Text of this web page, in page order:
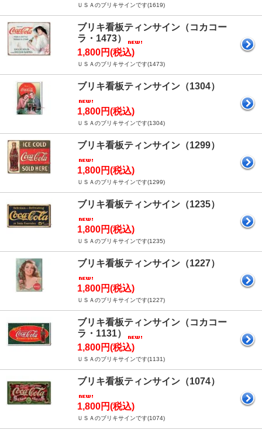
ＵＳＡのブリキサインです(1619)
ブリキ看板ティンサイン（コカコー
ラ・1473）
1,800円(税込)
ＵＳＡのブリキサインです(1473)
ブリキ看板ティンサイン（1304）
1,800円(税込)
ＵＳＡのブリキサインです(1304)
ブリキ看板ティンサイン（1299）
1,800円(税込)
ＵＳＡのブリキサインです(1299)
ブリキ看板ティンサイン（1235）
1,800円(税込)
ＵＳＡのブリキサインです(1235)
ブリキ看板ティンサイン（1227）
1,800円(税込)
ＵＳＡのブリキサインです(1227)
ブリキ看板ティンサイン（コカコー
ラ・1131）
1,800円(税込)
ＵＳＡのブリキサインです(1131)
ブリキ看板ティンサイン（1074）
1,800円(税込)
ＵＳＡのブリキサインです(1074)